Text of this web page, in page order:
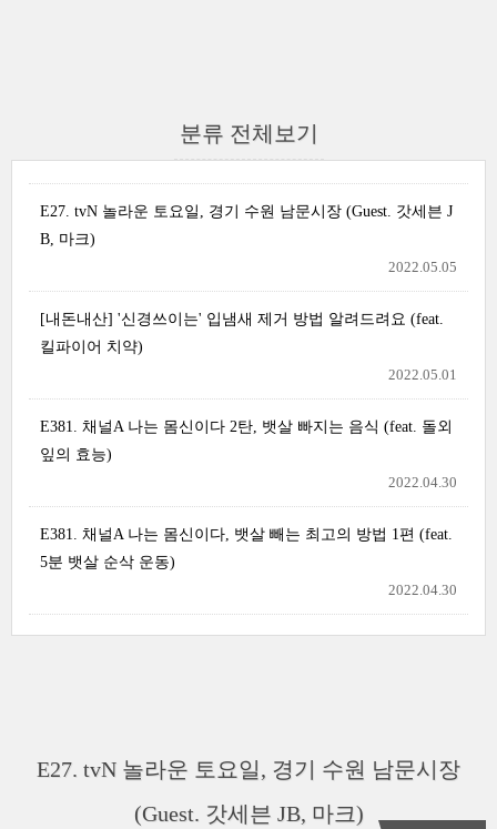
분류 전체보기
E27. tvN 놀라운 토요일, 경기 수원 남문시장 (Guest. 갓세븐 J
B, 마크)
2022.05.05
[내돈내산] '신경쓰이는' 입냄새 제거 방법 알려드려요 (feat.
킬파이어 치약)
2022.05.01
E381. 채널A 나는 몸신이다 2탄, 뱃살 빠지는 음식 (feat. 돌외
잎의 효능)
2022.04.30
E381. 채널A 나는 몸신이다, 뱃살 빼는 최고의 방법 1편 (feat.
5분 뱃살 순삭 운동)
2022.04.30
E27. tvN 놀라운 토요일, 경기 수원 남문시장
(Guest. 갓세븐 JB, 마크)